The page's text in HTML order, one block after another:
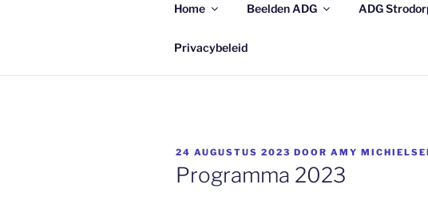
Home Beelden ADG ADG
Privacybeleid
GEPLAATST
OP
24 AUGUSTUS 2023 DOOR AMY
Programma 2023